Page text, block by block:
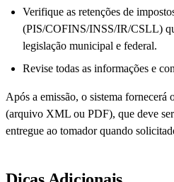
Verifique as retenções de
(PIS/COFINS/INSS/IR/CSLL)
legislação municipal e federal.
Revise todas as informações e
Após a emissão, o sistema
(arquivo XML ou PDF), que deve
entregue ao tomador quando